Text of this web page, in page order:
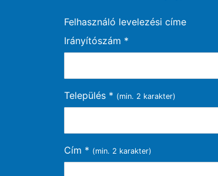
Felhasználó levelezési címe
Irányítószám *
Település * (min. 2 karakter)
Cím * (min. 2 karakter)